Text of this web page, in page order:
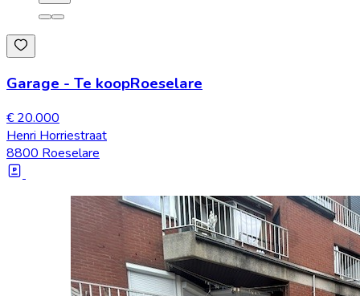
Garage - Te koopRoeselare
€ 20.000
Henri Horriestraat
8800 Roeselare